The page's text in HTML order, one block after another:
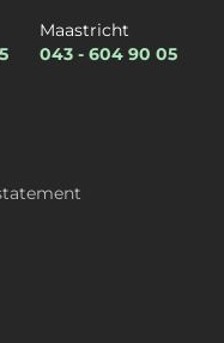
Maastricht
043 - 604 90 05